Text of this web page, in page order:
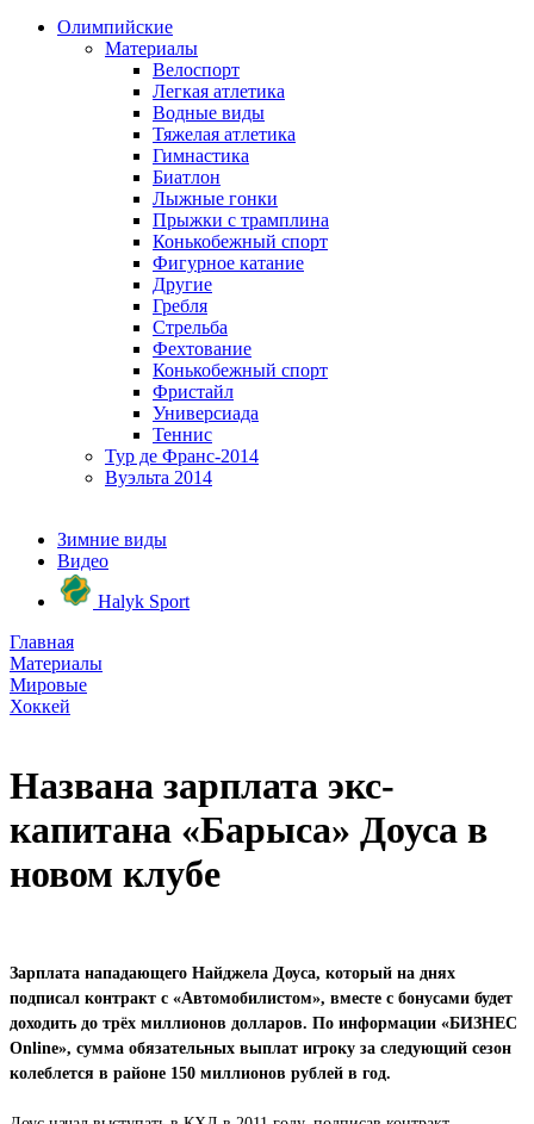
Олимпийские
Материалы
Велоспорт
Легкая атлетика
Водные виды
Тяжелая атлетика
Гимнастика
Биатлон
Лыжные гонки
Прыжки с трамплина
Конькобежный спорт
Фигурное катание
Другие
Гребля
Стрельба
Фехтование
Конькобежный спорт
Фристайл
Универсиада
Теннис
Тур де Франс-2014
Вуэльта 2014
Зимние виды
Видео
Halyk Sport
Главная
Материалы
Мировые
Хоккей
Названа зарплата экс-
капитана «Барыса» Доуса в
новом клубе
Зарплата нападающего Найджела Доуса, который на днях
подписал контракт с «Автомобилистом», вместе с бонусами будет
доходить до трёх миллионов долларов. По информации «БИЗНЕС
Online», сумма обязательных выплат игроку за следующий сезон
колеблется в районе 150 миллионов рублей в год.